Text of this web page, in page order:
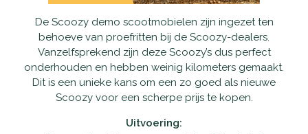
Verzekering
Garantie
Alles-in-één pakket
Tweedehands scootmobielen
Rollators
Rolstoelen
De Scoozy demo scootmobielen zijn ingezet ten
behoeve van proefritten bij de Scoozy-dealers.
Vanzelfsprekend zijn deze Scoozy’s dus perfect
onderhouden en hebben weinig kilometers gemaakt.
Dit is een unieke kans om een zo goed als nieuwe
Scoozy voor een scherpe prijs te kopen.
Uitvoering: